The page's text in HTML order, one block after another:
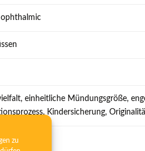
zu
einheitliche Mündungsgröße,
Kindersicherung,